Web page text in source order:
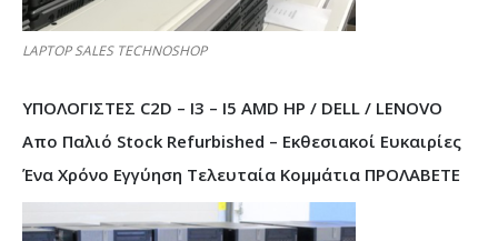
LAPTOP SALES TECHNOSHOP
ΥΠΟΛΟΓΙΣΤΕΣ C2D – I3 – I5 AMD HP / DELL / LENOVO
Απο Παλιό Stock Refurbished – Εκθεσιακοί Ευκαιρίες
Ένα Χρόνο Εγγύηση Τελευταία Κομμάτια ΠΡΟΛΑΒΕΤΕ